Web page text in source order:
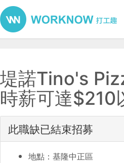
堤諾Tino's
時薪可達
此職缺已結束招募
地點：基隆中正區